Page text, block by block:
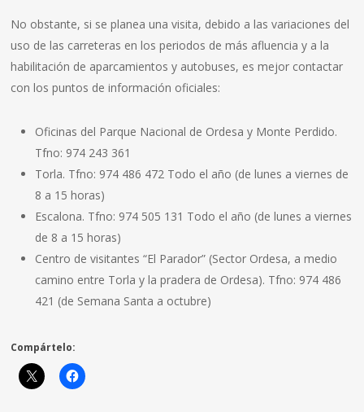
No obstante, si se planea una visita, debido a las variaciones del
uso de las carreteras en los periodos de más afluencia y a la
habilitación de aparcamientos y autobuses, es mejor contactar
con los puntos de información oficiales:
Oficinas del Parque Nacional de Ordesa y Monte Perdido.
Tfno: 974 243 361
Torla. Tfno: 974 486 472 Todo el año (de lunes a viernes de
8 a 15 horas)
Escalona. Tfno: 974 505 131 Todo el año (de lunes a viernes
de 8 a 15 horas)
Centro de visitantes “El Parador” (Sector Ordesa, a medio
camino entre Torla y la pradera de Ordesa). Tfno: 974 486
421 (de Semana Santa a octubre)
Compártelo: